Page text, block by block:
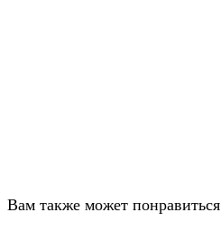
Вам также может понравиться